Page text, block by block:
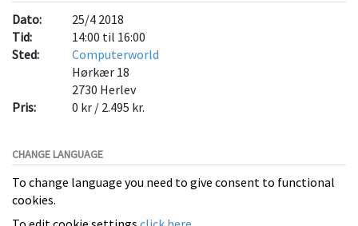
Dato:
25/4 2018
Tid:
14:00 til 16:00
Sted:
Computerworld
Hørkær 18
2730 Herlev
Pris:
0 kr / 2.495 kr.
CHANGE LANGUAGE
To change language you need to give consent to functional
cookies.